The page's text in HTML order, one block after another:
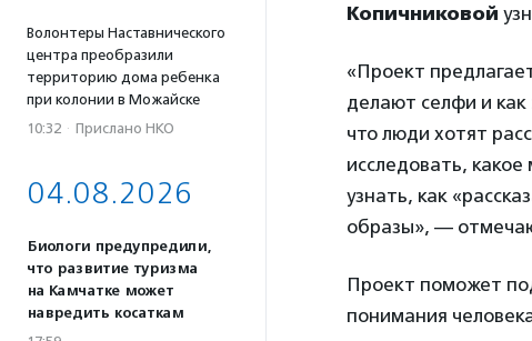
Волонтеры Наставнического
центра преобразили
территорию дома ребенка
при колонии в Можайске
10:32 · Прислано НКО
04.08.2026
Биологи предупредили,
что развитие туризма
на Камчатке может
навредить косаткам
Копичниковой
«Проект
делают селфи и
что люди хотят
исследовать,
узнать, как
образы», —
Проект поможет
понимания